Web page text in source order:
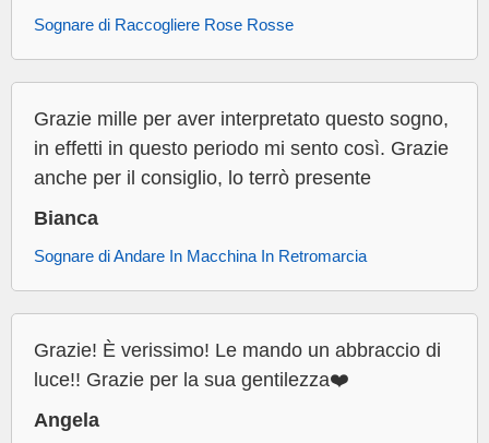
Sognare di Raccogliere Rose Rosse
Grazie mille per aver interpretato questo sogno,
in effetti in questo periodo mi sento così. Grazie
anche per il consiglio, lo terrò presente
Bianca
Sognare di Andare In Macchina In Retromarcia
Grazie! È verissimo! Le mando un abbraccio di
luce!! Grazie per la sua gentilezza❤️
Angela